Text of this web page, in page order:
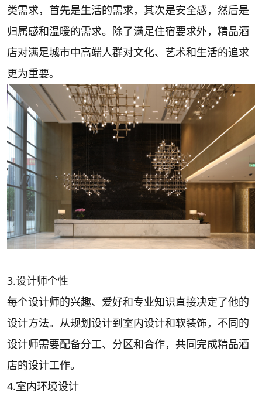
类需求，首先是生活的需求，其次是安全感，然后是
归属感和温暖的需求。除了满足住宿要求外，精品酒
店对满足城市中高端人群对文化、艺术和生活的追求
更为重要。
3.设计师个性
每个设计师的兴趣、爱好和专业知识直接决定了他的
设计方法。从规划设计到室内设计和软装饰，不同的
设计师需要配备分工、分区和合作，共同完成精品酒
店的设计工作。
4.室内环境设计